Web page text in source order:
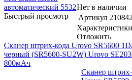
Быстрый просмотр
Нет в наличии
Артикул
Характеристики
Отложить
Сканер штрих-кода Urovo SR5600
черный (SR5600-SU2W) Urovo
800мАч
Сканер штрих-